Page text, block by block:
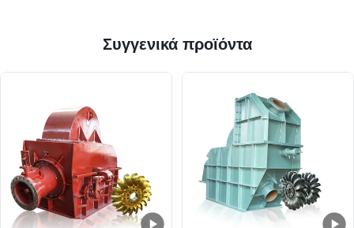
Συγγενικά προϊόντα